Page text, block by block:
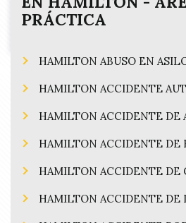
)
PRÁCTICA
HAMILTON ABUSO EN
HAMILTON ACCIDENTE
HAMILTON ACCIDENTE DE
HAMILTON ACCIDENTE DE
HAMILTON ACCIDENTE DE
HAMILTON ACCIDENTE DE